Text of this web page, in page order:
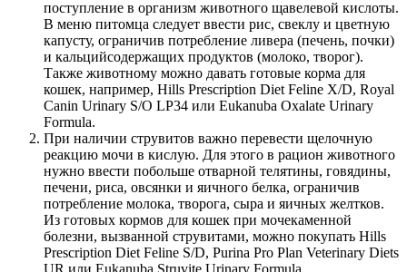
поступление в организм животного щавелевой кислоты.
В меню питомца следует ввести рис, свеклу и цветную
капусту, ограничив потребление ливера (печень, почки)
и кальцийсодержащих продуктов (молоко, творог).
Также животному можно давать готовые корма для
кошек, например, Hills Prescription Diet Feline X/D, Royal
Canin Urinary S/O LP34 или Eukanuba Oxalate Urinary
Formula.
При наличии струвитов важно перевести щелочную
реакцию мочи в кислую. Для этого в рацион животного
нужно ввести побольше отварной телятины, говядины,
печени, риса, овсянки и яичного белка, ограничив
потребление молока, творога, сыра и яичных желтков.
Из готовых кормов для кошек при мочекаменной
болезни, вызванной струвитами, можно покупать Hills
Prescription Diet Feline S/D, Purina Pro Plan Veterinary Diets
UR или Eukanuba Struvite Urinary Formula.